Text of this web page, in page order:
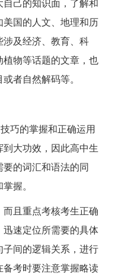
国的人文、地理和历
及经济、教育、科
物等话题的文章，也
者自然解码等。
巧的掌握和正确运用
大功效，因此高中生
的词汇和语法的同
握。
且重点考核考生正确
速定位所需要的具体
间的逻辑关系，进行
考时要注意掌握略读